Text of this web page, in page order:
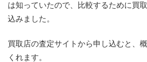
は知っていたので、比較するために買
込みました。
買取店の査定サイトから申し込むと、
くれます。